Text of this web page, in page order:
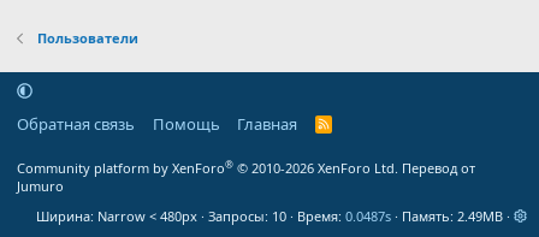
Пользователи
Обратная связь Помощь Главная
R
Community platform by XenForo® © 2010-2026 XenForo Ltd. Перевод от
Jumuro
Ширина
Запросы 10 Время 0.0487s Память 2.49MB